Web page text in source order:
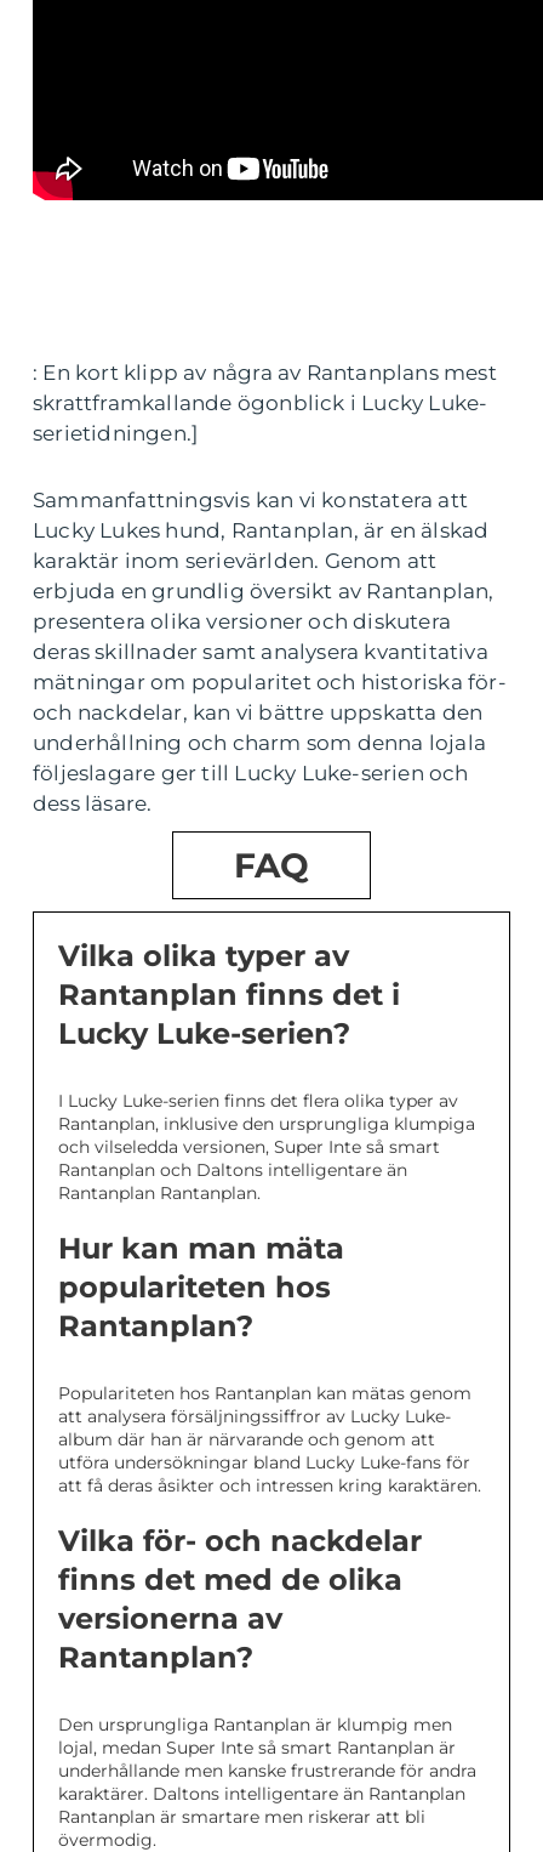
: En kort klipp av några av Rantanplans mest
skrattframkallande ögonblick i Lucky Luke-
serietidningen.]
Sammanfattningsvis kan vi konstatera att
Lucky Lukes hund, Rantanplan, är en älskad
karaktär inom serievärlden. Genom att
erbjuda en grundlig översikt av Rantanplan,
presentera olika versioner och diskutera
deras skillnader samt analysera kvantitativa
mätningar om popularitet och historiska för-
och nackdelar, kan vi bättre uppskatta den
underhållning och charm som denna lojala
följeslagare ger till Lucky Luke-serien och
dess läsare.
FAQ
Vilka olika typer av
Rantanplan finns det i
Lucky Luke-serien?
I Lucky Luke-serien finns det flera olika typer av
Rantanplan, inklusive den ursprungliga klumpiga
och vilseledda versionen, Super Inte så smart
Rantanplan och Daltons intelligentare än
Rantanplan Rantanplan.
Hur kan man mäta
populariteten hos
Rantanplan?
Populariteten hos Rantanplan kan mätas genom
att analysera försäljningssiffror av Lucky Luke-
album där han är närvarande och genom att
utföra undersökningar bland Lucky Luke-fans för
att få deras åsikter och intressen kring karaktären.
Vilka för- och nackdelar
finns det med de olika
versionerna av
Rantanplan?
Den ursprungliga Rantanplan är klumpig men
lojal, medan Super Inte så smart Rantanplan är
underhållande men kanske frustrerande för andra
karaktärer. Daltons intelligentare än Rantanplan
Rantanplan är smartare men riskerar att bli
övermodig.